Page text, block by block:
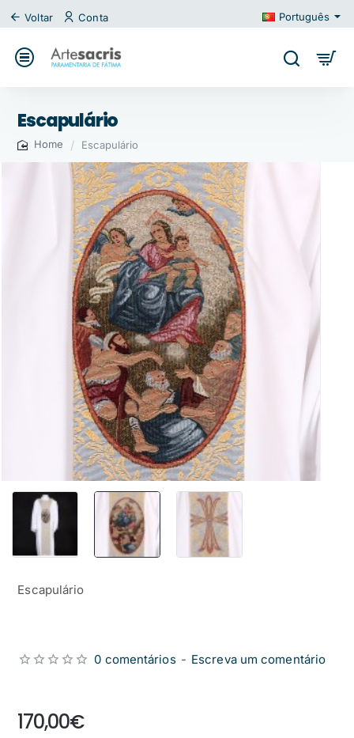
Voltar Conta Português
Escapulário
Escapulário
Escapulário
0 comentários - Escreva um comentário
170,00€